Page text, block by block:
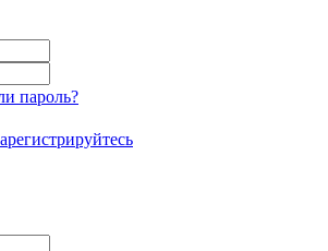
пароль?